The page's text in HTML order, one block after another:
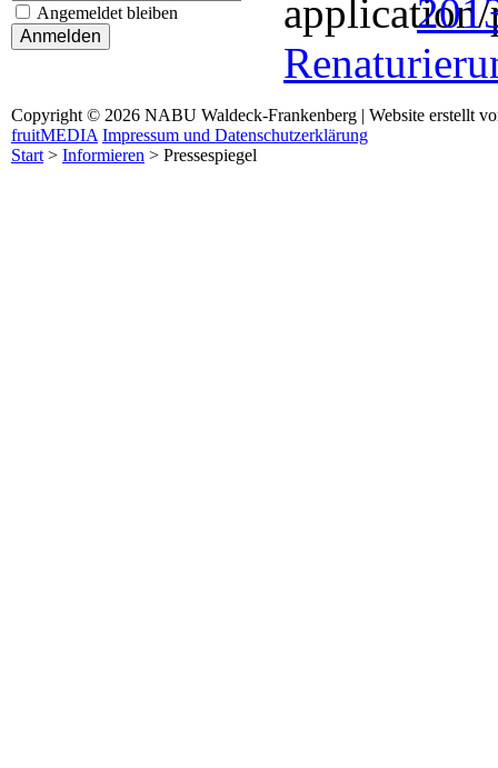
Angemeldet bleiben
Copyright © 2026 NABU Waldeck-Frankenberg | Website erstellt
fruitMEDIA Impressum und Datenschutzerklärung
Start > Informieren > Pressespiegel